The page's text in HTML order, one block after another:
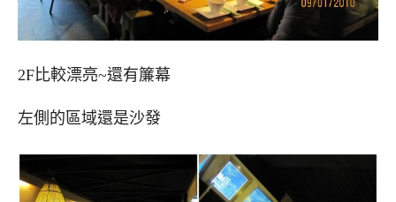
2F比較漂亮~還有簾幕
左側的區域還是沙發